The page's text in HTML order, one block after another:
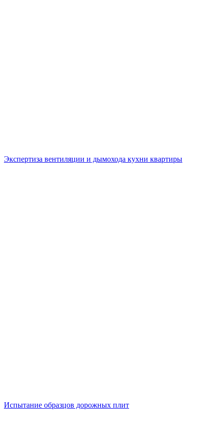
Экспертиза вентиляции и дымохода кухни квартиры
Испытание образцов дорожных плит